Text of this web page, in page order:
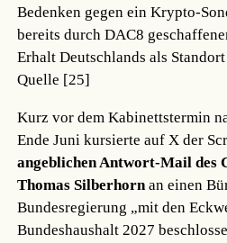
Bedenken gegen ein Krypto-
bereits durch DAC8
Erhalt Deutschlands als
Quelle [25]
Kurz vor dem Kabinettstermin
Ende Juni kursierte auf X der
angeblichen Antwort-Mail des
Thomas Silberhornan einen
Bundesregierung „mit den
Bundeshaushalt 2027